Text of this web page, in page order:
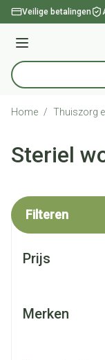
Ga naar de inhoud
Veilige betalingen
Menu
Product, merk,
Home / Thuiszorg
Steriel
Filteren
Prijs
Merken